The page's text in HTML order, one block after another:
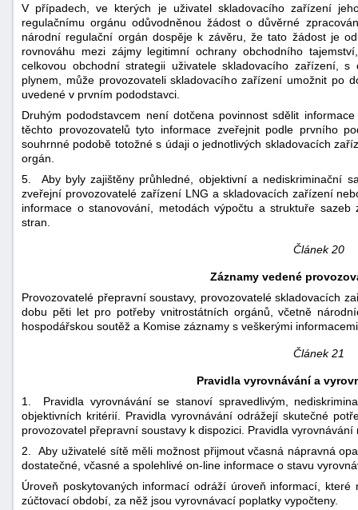
V případech, ve kterých je uživatel skladovacího zařízení
regulačnímu orgánu odůvodněnou žádost o důvěrné
národní regulační orgán dospěje k závěru, že tato žádost je
rovnováhu mezi zájmy legitimní ochrany obchodního
celkovou obchodní strategii uživatele skladovacího zařízení,
plynem, může provozovateli skladovacího zařízení umožnit po
uvedené v prvním pododstavci.
Druhým pododstavcem není dotčena povinnost sdělit
těchto provozovatelů tyto informace zveřejnit podle prvního
souhrnné podobě totožné s údaji o jednotlivých skladovacích
orgán.
5. Aby byly zajištěny průhledné, objektivní a nediskriminační
zveřejní provozovatelé zařízení LNG a skladovacích zařízení
informace o stanovování, metodách výpočtu a struktuře
stran.
Článek 20
Záznamy vedené
Provozovatelé přepravní soustavy, provozovatelé skladovacích
dobu pěti let pro potřeby vnitrostátních orgánů, včetně
hospodářskou soutěž a Komise záznamy s veškerými
Článek 21
Pravidla vyrovnávání a
1. Pravidla vyrovnávání se stanoví spravedlivým,
objektivních kritérií. Pravidla vyrovnávání odrážejí skutečné
provozovatel přepravní soustavy k dispozici. Pravidla
2. Aby uživatelé sítě měli možnost přijmout včasná nápravná
dostatečné, včasné a spolehlivé on-line informace o stavu
Úroveň poskytovaných informací odráží úroveň informací,
zúčtovací období, za něž jsou vyrovnávací poplatky vypočteny.